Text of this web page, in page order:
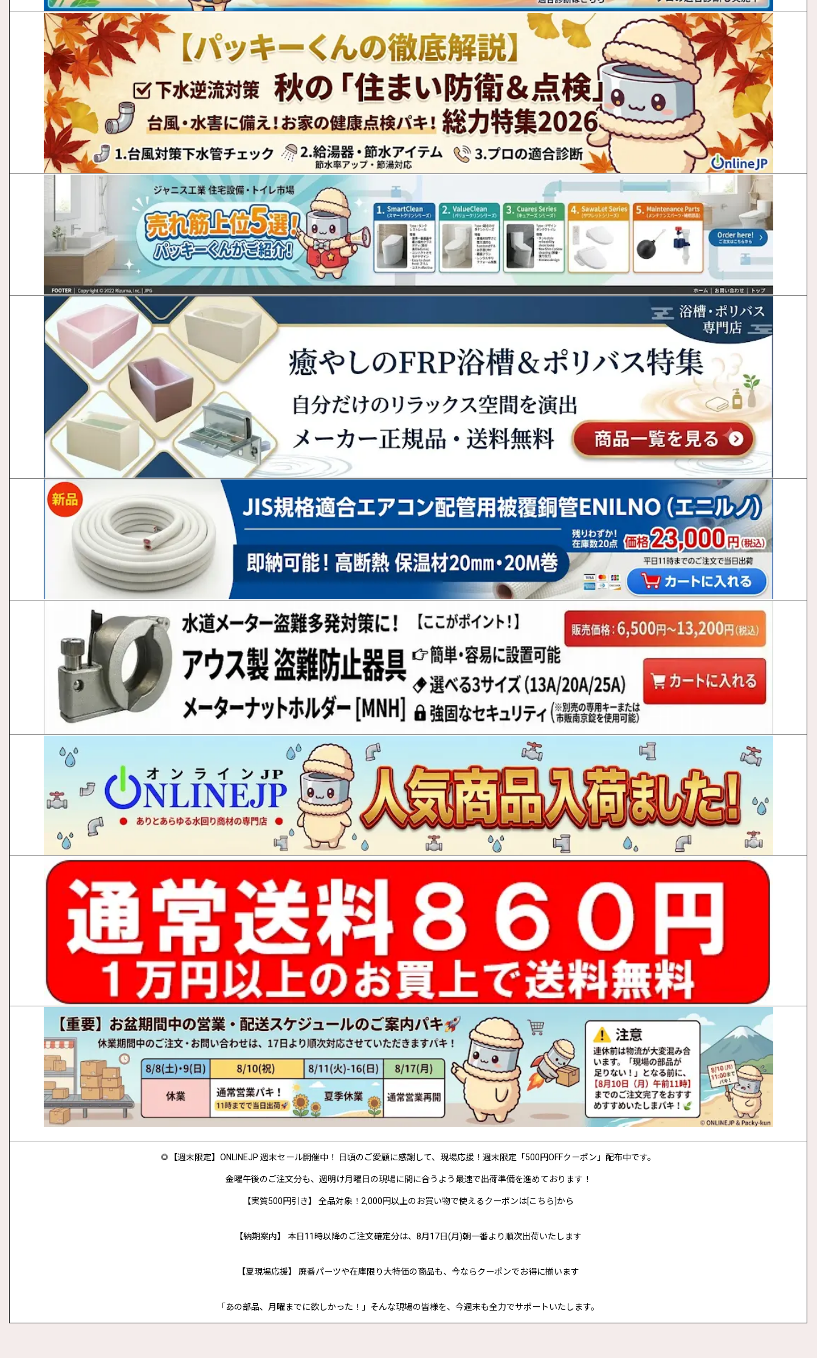
🌻【週末限定】ONLINEJP 週末セール開催中！ 日頃のご愛顧に感謝して、現場応援！週末限定「500円OFFクーポン」配布中です。
金曜午後のご注文分も、週明け月曜日の現場に間に合うよう最速で出荷準備を進めております！
【実質500円引き】 全品対象！2,000円以上のお買い物で使えるクーポンは[こちら]から
【納期案内】 本日11時以降のご注文確定分は、8月17日(月)朝一番より順次出荷いたします
【夏現場応援】 廃番パーツや在庫限り大特価の商品も、今ならクーポンでお得に揃います
「あの部品、月曜までに欲しかった！」そんな現場の皆様を、今週末も全力でサポートいたします。